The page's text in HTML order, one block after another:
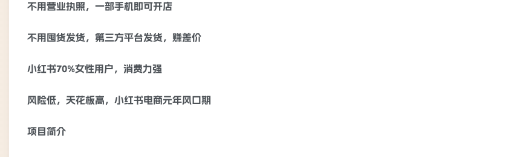
不用营业执照，一部手机即可开店
不用囤货发货，第三方平台发货，赚差价
小红书70%女性用户，消费力强
风险低，天花板高，小红书电商元年风口期
项目简介